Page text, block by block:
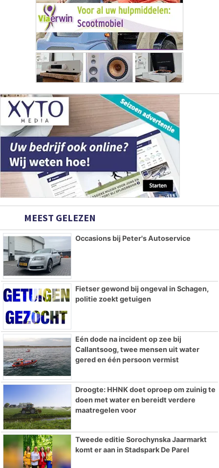
MEEST GELEZEN
Occasions bij Peter's Autoservice
Fietser gewond bij ongeval in Schagen,
politie zoekt getuigen
Eén dode na incident op zee bij
Callantsoog, twee mensen uit water
gered en één persoon vermist
Droogte: HHNK doet oproep om zuinig te
doen met water en bereidt verdere
maatregelen voor
Tweede editie Sorochynska Jaarmarkt
komt er aan in Stadspark De Parel